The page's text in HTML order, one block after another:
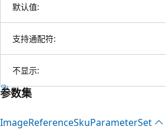
默认值:
支持通配符:
不显示:
参数集
ImageReferenceSkuParameterSet